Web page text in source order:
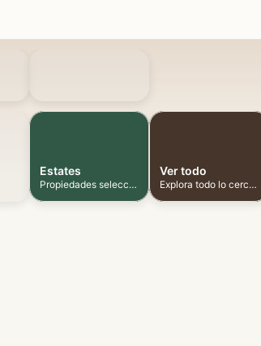
Estates
Propiedades seleccionadas cerca
Ver todo
Explora todo lo cercano